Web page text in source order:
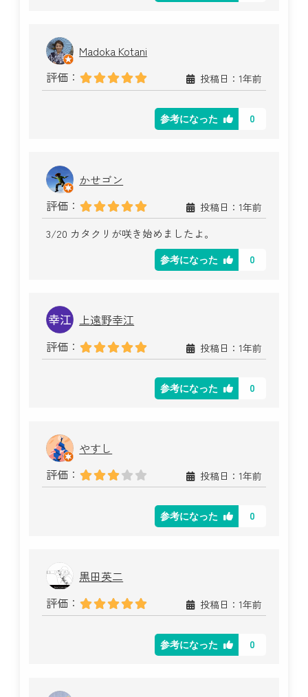
Madoka Kotani
評価：
投稿日：1年前
参考になった 0
かせゴン
評価：
投稿日：1年前
3/20 カタクリが咲き始めましたよ。
参考になった 0
上遠野幸江
評価：
投稿日：1年前
参考になった 0
やすし
評価：
投稿日：1年前
参考になった 0
黒田英二
評価：
投稿日：1年前
参考になった 0